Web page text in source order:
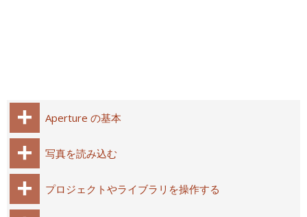
Aperture の基本
写真を読み込む
プロジェクトやライブラリを操作する